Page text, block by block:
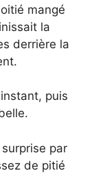
mangé
la
derrière la
puis
par
de pitié